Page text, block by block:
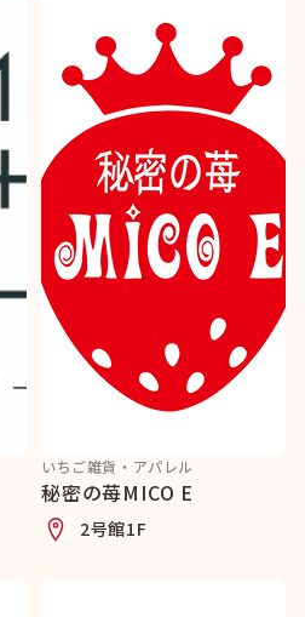
いちご雑貨・アパレル
秘密の苺MICO E
2号館1F